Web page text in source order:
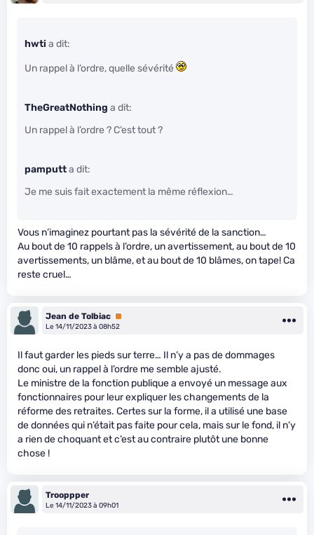
hwti a dit:
Un rappel à l’ordre, quelle sévérité
TheGreatNothing a dit:
Un rappel à l’ordre ? C’est tout ?
pamputta dit:
Je me suis fait exactement la même réflexion…
Vous n’imaginez pourtant pas la sévérité de la sanction…
Au bout de 10 rappels à l’ordre, un avertissement, au bout de 10
avertissements, un blâme, et au bout de 10 blâmes, on tape! Ca
reste cruel…
Jean de Tolbiac Premium
Le 14/11/2023 à 08h52
Il faut garder les pieds sur terre… Il n’y a pas de dommages
donc oui, un rappel à l’ordre me semble ajusté.
Le ministre de la fonction publique a envoyé un message aux
fonctionnaires pour leur expliquer les changements de la
réforme des retraites. Certes sur la forme, il a utilisé une base
de données qui n’était pas faite pour cela, mais sur le fond, il n’y
a rien de choquant et c’est au contraire plutôt une bonne
chose !
Trooppper
Le 14/11/2023 à 09h01